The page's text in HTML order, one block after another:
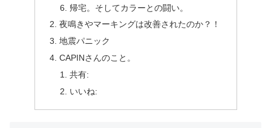
帰宅。そしてカラーとの闘い。
夜鳴きやマーキングは改善されたのか？！
地震パニック
CAPINさんのこと。
共有:
いいね: